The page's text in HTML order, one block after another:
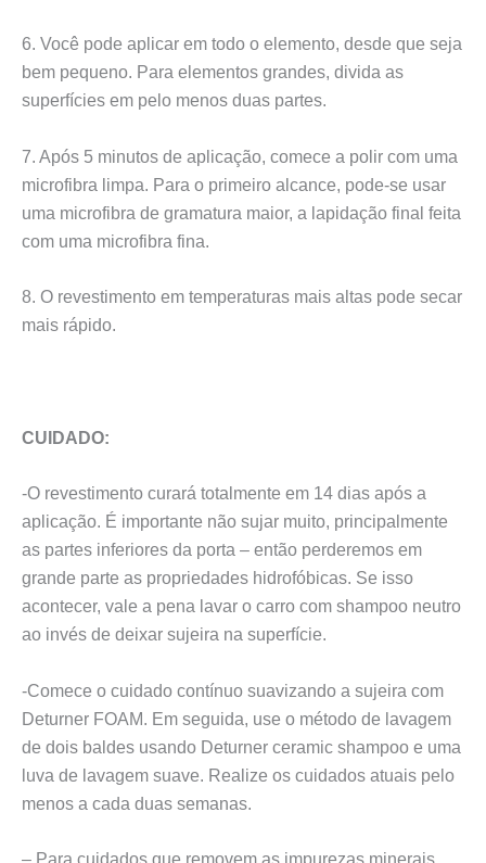
6. Você pode aplicar em todo o elemento, desde que seja
bem pequeno. Para elementos grandes, divida as
superfícies em pelo menos duas partes.
7. Após 5 minutos de aplicação, comece a polir com uma
microfibra limpa. Para o primeiro alcance, pode-se usar
uma microfibra de gramatura maior, a lapidação final feita
com uma microfibra fina.
8. O revestimento em temperaturas mais altas pode secar
mais rápido.
CUIDADO:
-O revestimento curará totalmente em 14 dias após a
aplicação. É importante não sujar muito, principalmente
as partes inferiores da porta – então perderemos em
grande parte as propriedades hidrofóbicas. Se isso
acontecer, vale a pena lavar o carro com shampoo neutro
ao invés de deixar sujeira na superfície.
-Comece o cuidado contínuo suavizando a sujeira com
Deturner FOAM. Em seguida, use o método de lavagem
de dois baldes usando Deturner ceramic shampoo e uma
luva de lavagem suave. Realize os cuidados atuais pelo
menos a cada duas semanas.